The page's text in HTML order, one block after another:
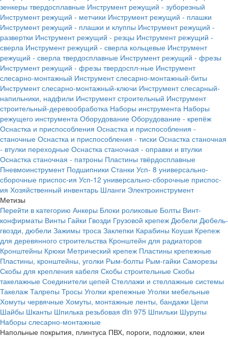
зенкеры твердосплавные Инструмент режущий - зуборезный
Инструмент режущий - метчики Инструмент режущий - плашки
Инструмент режущий - плашки и клуппы Инструмент режущий -
развертки Инструмент режущий - резцы Инструмент режущий -
сверла Инструмент режущий - сверла кольцевые Инструмент
режущий - сверла твердосплавные Инструмент режущий - фрезы
Инструмент режущий - фрезы твердоспл-ные Инструмент
слесарно-монтажный Инструмент слесарно-монтажный-биты
Инструмент слесарно-монтажный-ключи Инструмент слесарный-
напильники, надфили Инструмент строительный Инструмент
строительный-деревообработка Наборы инструмента Наборы
режущего инструмента Оборудование Оборудование - крепёж
Оснастка и приспособления Оснастка и приспособления -
станочные Оснастка и приспособления - тиски Оснастка станочная
- втулки переходные Оснастка станочная - оправки и втулки
Оснастка станочная - патроны Пластины твёрдосплавные
Пневмоинструмент Подшипники Станки Усп- 8 универсально-
сборочные приспос-ия Усп-12 универсально-сборочные приспос-
ия Хозяйственный инвентарь Шланги Электроинструмент
Метизы
Перейти в категорию Анкеры Блоки роликовые Болты Винт-
конфирматы Винты Гайки Гвозди Грузовой крепеж Дюбели Дюбель-
гвозди, дюбели Зажимы троса Заклепки Карабины Коуши Крепеж
для деревянного строительства Кронштейн для радиаторов
Кронштейны Крюки Метрический крепеж Пластины крепежные
Пластины, кронштейны, уголки Рым-болты Рым-гайки Саморезы
Скобы для крепления кабеля Скобы строительные Скобы
такелажные Соединители цепей Стеллажи и стеллажные системы
Такелаж Талрепы Тросы Уголки крепежные Уголки мебельные
Хомуты червячные Хомуты, монтажные ленты, бандажи Цепи
Шайбы Шканты Шпилька резьбовая din 975 Шпильки Шурупы
Наборы слесарно-монтажные
Напольные покрытия, плинтуса ПВХ, пороги, подложки, клеи